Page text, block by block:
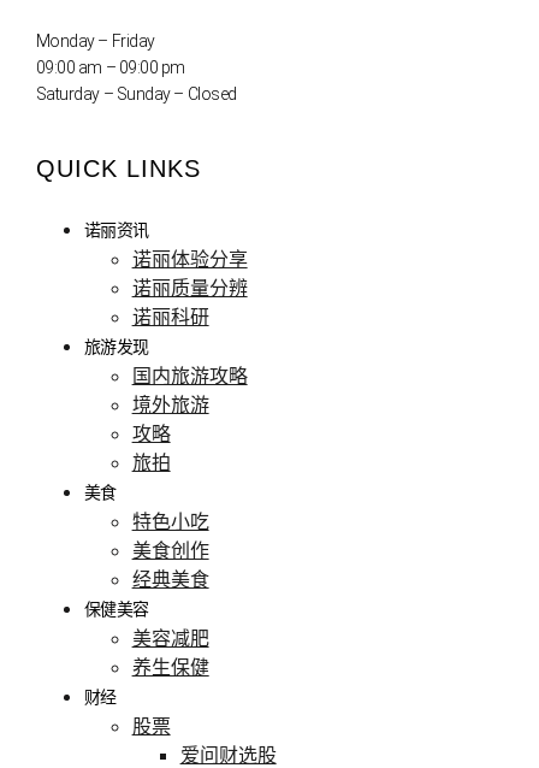
Monday – Friday
09:00 am – 09:00 pm
Saturday – Sunday – Closed
QUICK LINKS
诺丽资讯
诺丽体验分享
诺丽质量分辨
诺丽科研
旅游发现
国内旅游攻略
境外旅游
攻略
旅拍
美食
特色小吃
美食创作
经典美食
保健美容
美容减肥
养生保健
财经
股票
爱问财选股